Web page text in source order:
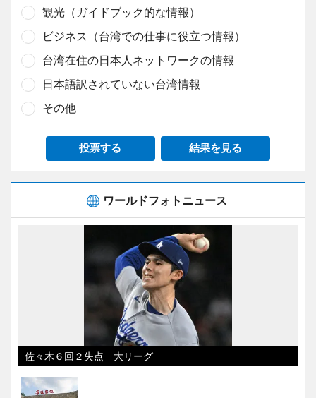
観光（ガイドブック的な情報）
ビジネス（台湾での仕事に役立つ情報）
台湾在住の日本人ネットワークの情報
日本語訳されていない台湾情報
その他
投票する 結果を見る
ワールドフォトニュース
佐々木６回２失点 大リーグ